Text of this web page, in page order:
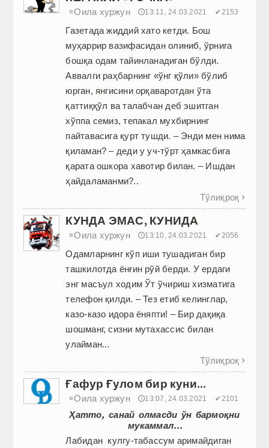
≡Оила хуржун 🕔13:11, 24.03.2021 ✔2153
Газетада жиддий хато кетди. Бош
муҳаррир вазифасидан олиниб, ўрнига
бошқа одам тайинланадиган бўлди.
Аввалги раҳбарнинг «ўнг қўли» бўлиб
юрган, янгисини орқаваротдан ўта
қаттиққўл ва талабчан деб эшитган
хўппа семиз, тепакал мухбирнинг
пайтавасига қурт тушди. – Энди мен нима
қиламан? – деди у уч-тўрт ҳамкасбига
қарата ошкора хавотир билан. – Ишдан
ҳайдаламанми?..
Тўлиқроқ 
КУНДА ЭМАС, КУНИДА
≡Оила хуржун 🕔13:10, 24.03.2021 ✔2056
Одамларнинг кўп иши тушадиган бир
ташкилотда ёнғин рўй берди. У ердаги
энг масъул ходим Ўт ўчириш хизматига
телефон қилди. – Тез етиб келинглар,
казо-казо идора ёняпти! – Бир дақиқа
шошманг, сизни мутахассис билан
улайман...
Тўлиқроқ 
Ғафур Ғулом бир куни...
≡Оила хуржун 🕔13:07, 24.03.2021 ✔2101
Ҳатто, санай олмасди ўн бармоқни
мукаммал...
Лабидан кулгу-табассум аримайдиган